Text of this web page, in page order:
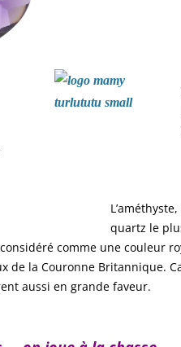
quartz le
comme une couleur
de la Couronne Britannique.
aussi en grande faveur.